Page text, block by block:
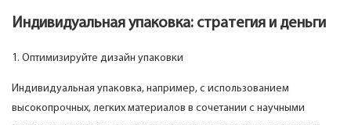
Индивидуальная упаковка: стратегия и деньги
1. Оптимизируйте дизайн упаковки
Индивидуальная упаковка, например, с использованием
высокопрочных, легких материалов в сочетании с научными